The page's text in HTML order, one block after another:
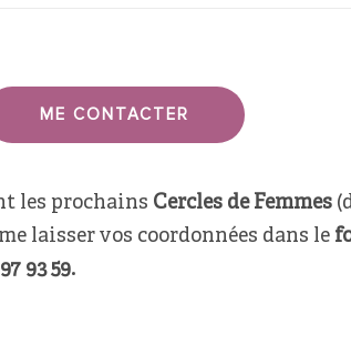
ME CONTACTER
les prochains Cercles de Femmes
laisser vos coordonnées dans le
93 59.